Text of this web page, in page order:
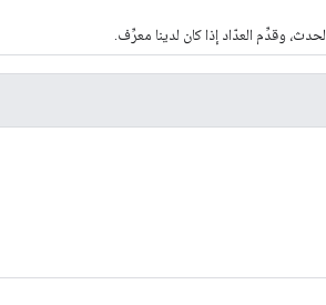
وقدِّم العدّاد إذا كان لدينا معرِّف.